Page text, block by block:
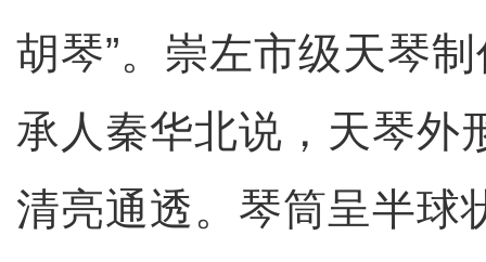
胡琴”。崇左市级天琴
承人秦华北说，天琴外
清亮通透。琴筒呈半球